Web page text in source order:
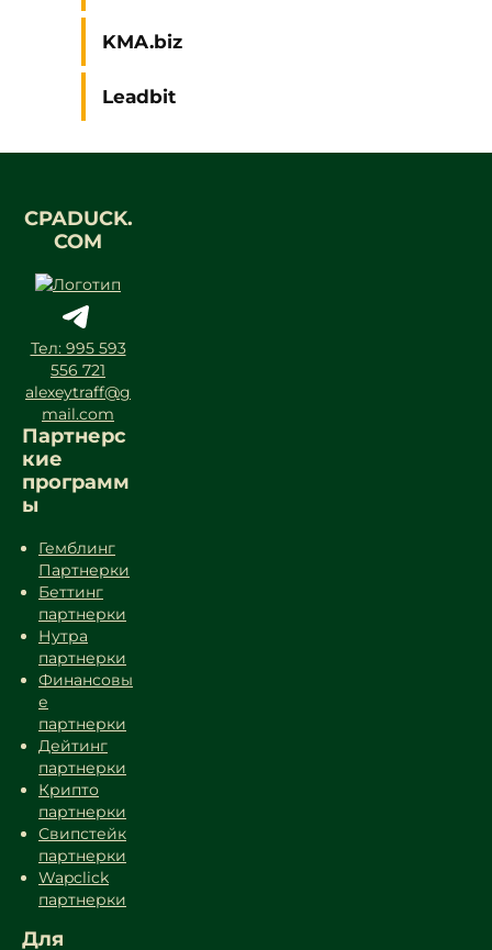
KMA.biz
Leadbit
CPADUCK.
COM
Тел: 995 593
556 721
alexeytraff@g
mail.com
Партнерс
кие
программ
ы
Гемблинг
Партнерки
Беттинг
партнерки
Нутра
партнерки
Финансовы
е
партнерки
Дейтинг
партнерки
Крипто
партнерки
Свипстейк
партнерки
Wapclick
партнерки
Для